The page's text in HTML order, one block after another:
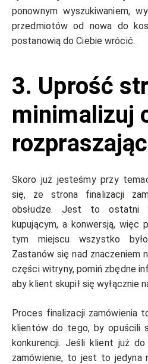
ponownym wyszukiwaniem,
przedmiotów od nowa do
postanowią do Ciebie wrócić.
3. Uprość
minimalizuj
Skoro już jesteśmy przy
się, że strona finalizacji
obsłudze. Jest to ostatni
kupującym, a konwersją, więc
tym miejscu wszystko
Zastanów się nad znaczeniem
części witryny, pomiń zbędne
aby klient skupił się wyłącznie
Proces finalizacji zamówienia
klientów do tego, by opuścili
konkurencji. Jeśli klient już
zamówienie, to jest to jedyna